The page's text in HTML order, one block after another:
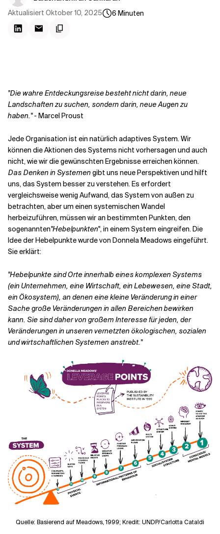
Verwandte Themen
Aktualisiert Oktober 10, 2025 6 Minuten
"Die wahre Entdeckungsreise besteht nicht darin, neue
Landschaften zu suchen, sondern darin, neue Augen zu
haben."- Marcel Proust
Jede Organisation ist ein natürlich adaptives System. Wir
können die Aktionen des Systems nicht vorhersagen und auch
nicht, wie wir die gewünschten Ergebnisse erreichen können.
Das Denken in Systemen gibt uns neue Perspektiven und hilft
uns, das System besser zu verstehen. Es erfordert
vergleichsweise wenig Aufwand, das System von außen zu
betrachten, aber um einen systemischen Wandel
herbeizuführen, müssen wir an bestimmten Punkten, den
sogenannten"Hebelpunkten", in einem System eingreifen. Die
Idee der Hebelpunkte wurde von Donnela Meadows eingeführt.
Sie erklärt:
"Hebelpunkte sind Orte innerhalb eines komplexen Systems
(ein Unternehmen, eine Wirtschaft, ein Lebewesen, eine Stadt,
ein Ökosystem), an denen eine kleine Veränderung in einer
Sache große Veränderungen in allen Bereichen bewirken
kann. Sie sind daher von großem Interesse für jeden, der
Veränderungen in unseren vernetzten ökologischen, sozialen
und wirtschaftlichen Systemen anstrebt."
Quelle: Basierend auf Meadows, 1999; Kredit: UNDP/Carlotta Cataldi